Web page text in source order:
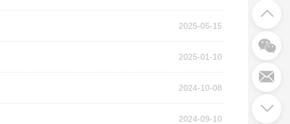
2025-05-15
2025-01-10
2024-10-08
2024-09-10